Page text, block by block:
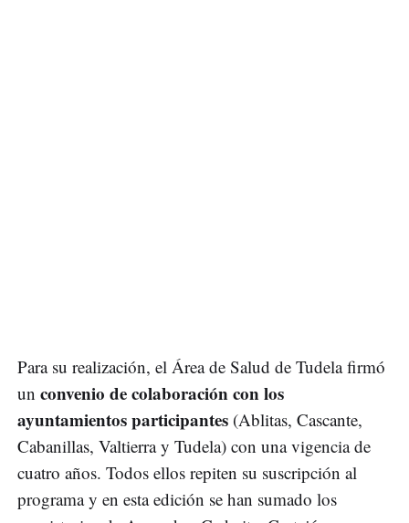
Para su realización, el Área de Salud de Tudela firmó
un convenio de colaboración con los
ayuntamientos participantes (Ablitas, Cascante,
Cabanillas, Valtierra y Tudela) con una vigencia de
cuatro años. Todos ellos repiten su suscripción al
programa y en esta edición se han sumado los